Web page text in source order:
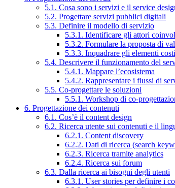
5.1. Cosa sono i servizi e il service
5.2. Progettare servizi pubblici digitali
5.3. Definire il modello di servizio
5.3.1. Identificare gli attori
5.3.2. Formulare la proposta di
5.3.3. Inquadrare gli elementi
5.4. Descrivere il funzionamento del
5.4.1. Mappare l’ecosistema
5.4.2. Rappresentare i flussi di
5.5. Co-progettare le soluzioni
5.5.1. Workshop di co-
6. Progettazione dei contenuti
6.1. Cos’è il content design
6.2. Ricerca utente sui contenuti e il
6.2.1. Content discovery
6.2.2. Dati di ricerca (search
6.2.3. Ricerca tramite analytics
6.2.4. Ricerca sui forum
6.3. Dalla ricerca ai bisogni degli utenti
6.3.1. User stories per definire i